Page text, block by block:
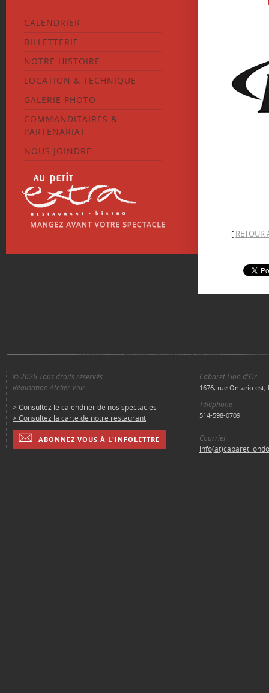
CALENDRIER
BILLETTERIE
NOTRE HISTOIRE
LOCATION & TECHNIQUE
GALERIE PHOTO
COMMANDITAIRES &
PARTENARIAT
NOUS JOINDRE
[ RETOUR
© 2026 Tous droits réservés
Réalisation Atelier Voir
> Consultez le calendrier de nos spectacles
> Consultez la carte de notre restaurant
ABONNEZ VOUS À L'INFOLETTRE
Cabaret Lion d'Or :
1676, rue Ontario est,
Téléphone
514-598-0709
Courriel